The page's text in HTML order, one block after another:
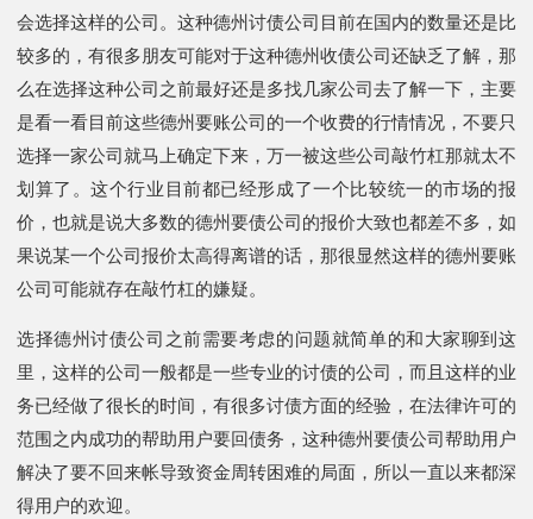
会选择这样的公司。这种德州讨债公司目前在国内的数量还是比
较多的，有很多朋友可能对于这种德州收债公司还缺乏了解，那
么在选择这种公司之前最好还是多找几家公司去了解一下，主要
是看一看目前这些德州要账公司的一个收费的行情情况，不要只
选择一家公司就马上确定下来，万一被这些公司敲竹杠那就太不
划算了。这个行业目前都已经形成了一个比较统一的市场的报
价，也就是说大多数的德州要债公司的报价大致也都差不多，如
果说某一个公司报价太高得离谱的话，那很显然这样的德州要账
公司可能就存在敲竹杠的嫌疑。
选择德州讨债公司之前需要考虑的问题就简单的和大家聊到这
里，这样的公司一般都是一些专业的讨债的公司，而且这样的业
务已经做了很长的时间，有很多讨债方面的经验，在法律许可的
范围之内成功的帮助用户要回债务，这种德州要债公司帮助用户
解决了要不回来帐导致资金周转困难的局面，所以一直以来都深
得用户的欢迎。